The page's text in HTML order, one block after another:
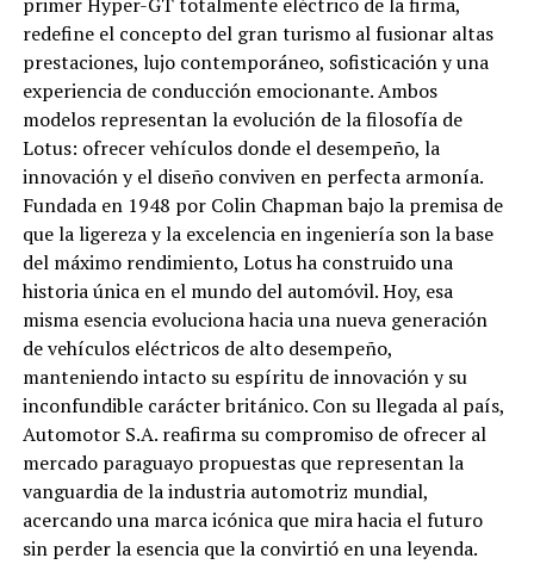
redefine el concepto del gran turismo al fusionar altas
prestaciones, lujo contemporáneo, sofisticación y una
experiencia de conducción emocionante. Ambos
modelos representan la evolución de la filosofía de
Lotus: ofrecer vehículos donde el desempeño, la
innovación y el diseño conviven en perfecta armonía.
Fundada en 1948 por Colin Chapman bajo la premisa de
que la ligereza y la excelencia en ingeniería son la base
del máximo rendimiento, Lotus ha construido una
historia única en el mundo del automóvil. Hoy, esa
misma esencia evoluciona hacia una nueva generación
de vehículos eléctricos de alto desempeño,
manteniendo intacto su espíritu de innovación y su
inconfundible carácter británico. Con su llegada al país,
Automotor S.A. reafirma su compromiso de ofrecer al
mercado paraguayo propuestas que representan la
vanguardia de la industria automotriz mundial,
acercando una marca icónica que mira hacia el futuro
sin perder la esencia que la convirtió en una leyenda.